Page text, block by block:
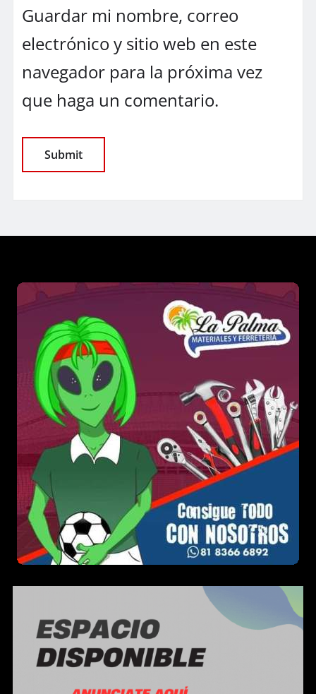
Guardar mi nombre, correo
electrónico y sitio web en este
navegador para la próxima vez
que haga un comentario.